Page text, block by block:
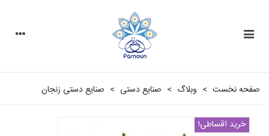
صفحه نخست > وبلاگ > صنایع دستی > صنایع دستی زنجان
خرید اقساطی!